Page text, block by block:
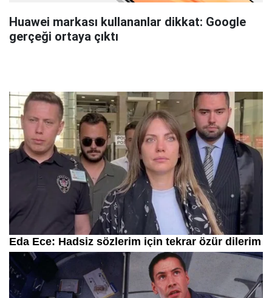
Huawei markası kullananlar dikkat: Google
gerçeği ortaya çıktı